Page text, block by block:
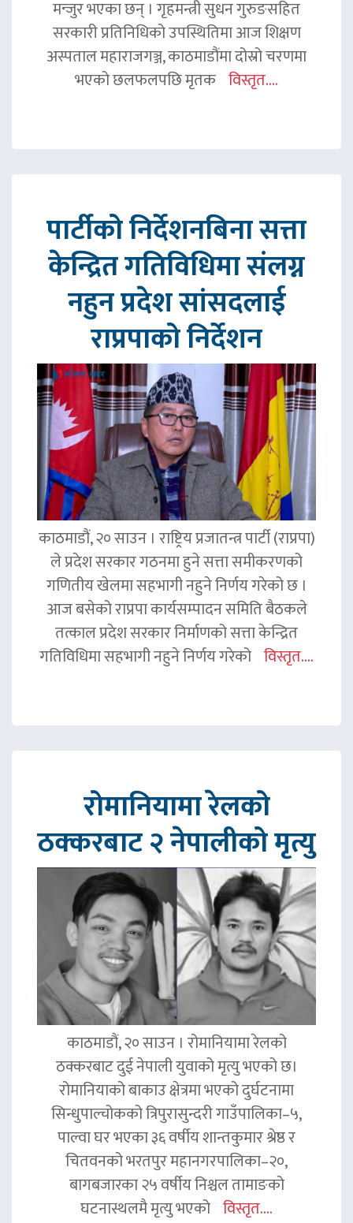
मन्जुर भएका छन् । गृहमन्त्री सुधन गुरुङसहित
सरकारी प्रतिनिधिको उपस्थितिमा आज शिक्षण
अस्पताल महाराजगञ्ज, काठमाडौंमा दोस्रो चरणमा
भएको छलफलपछि मृतक विस्तृत....
पार्टीको निर्देशनबिना सत्ता
केन्द्रित गतिविधिमा संलग्न
नहुन प्रदेश सांसदलाई
राप्रपाको निर्देशन
काठमाडौं, २० साउन । राष्ट्रिय प्रजातन्त्र पार्टी (राप्रपा)
ले प्रदेश सरकार गठनमा हुने सत्ता समीकरणको
गणितीय खेलमा सहभागी नहुने निर्णय गरेको छ ।
आज बसेको राप्रपा कार्यसम्पादन समिति बैठकले
तत्काल प्रदेश सरकार निर्माणको सत्ता केन्द्रित
गतिविधिमा सहभागी नहुने निर्णय गरेको विस्तृत....
रोमानियामा रेलको
ठक्करबाट २ नेपालीको मृत्यु
काठमाडौं, २० साउन । रोमानियामा रेलको
ठक्करबाट दुई नेपाली युवाको मृत्यु भएको छ।
रोमानियाको बाकाउ क्षेत्रमा भएको दुर्घटनामा
सिन्धुपाल्चोकको त्रिपुरासुन्दरी गाउँपालिका–५,
पाल्वा घर भएका ३६ वर्षीय शान्तकुमार श्रेष्ठ र
चितवनको भरतपुर महानगरपालिका–२०,
बागबजारका २५ वर्षीय निश्चल तामाङको
घटनास्थलमै मृत्यु भएको विस्तृत....